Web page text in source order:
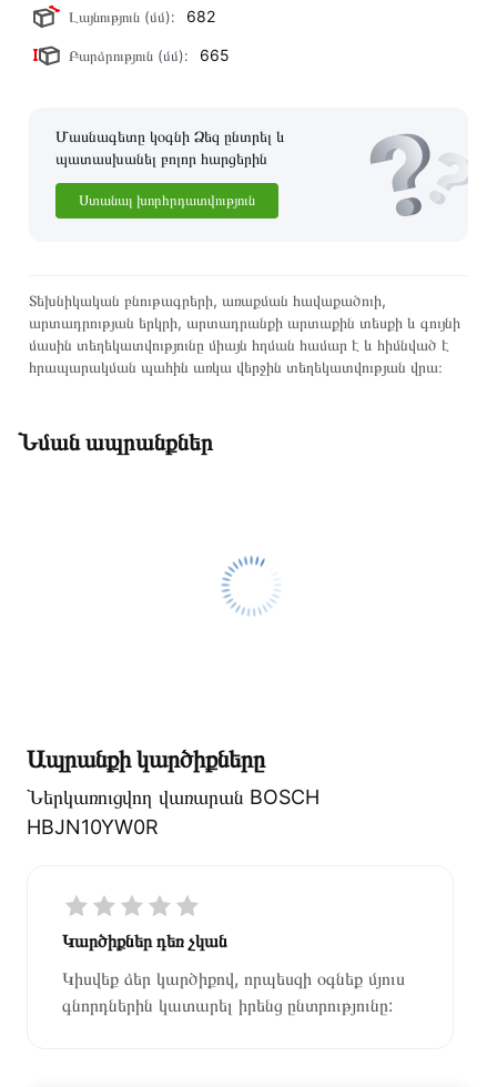
Լայնություն (մմ): 682
Բարձրություն (մմ): 665
Մասնագետը կօգնի Ձեզ ընտրել և
պատասխանել բոլոր հարցերին
Ստանալ խորհրդատվություն
Տեխնիկական բնութագրերի, առաքման հավաքածուի,
արտադրության երկրի, արտադրանքի արտաքին տեսքի և գույնի
մասին տեղեկատվությունը միայն հղման համար է և հիմնված է
հրապարակման պահին առկա վերջին տեղեկատվության վրա։
Նման ապրանքներ
Ապրանքի կարծիքները
Ներկառուցվող վառարան BOSCH
HBJN10YW0R
Կարծիքներ դեռ չկան
Կիսվեք ձեր կարծիքով, որպեսզի օգնեք մյուս
գնորդներին կատարել իրենց ընտրությունը: